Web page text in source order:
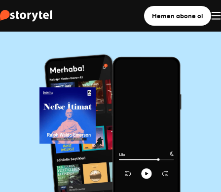
Hemen abone ol